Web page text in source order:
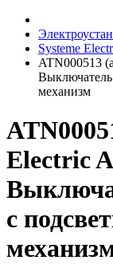
Systeme
ATN000513
механизм
Electric
с